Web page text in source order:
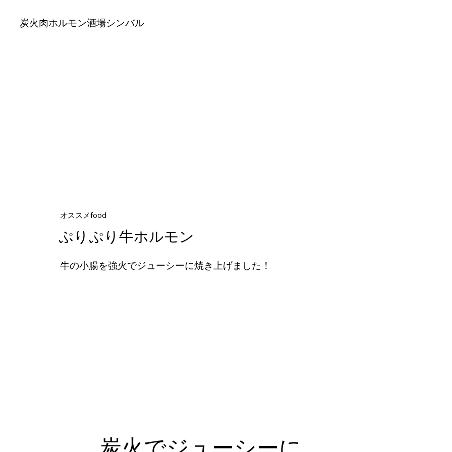
炭火肉ホルモン酒場シンバル
牛の小腸を強火でジューシーに焼き上げました！
ぷりぷり牛ホルモン
オススメfood